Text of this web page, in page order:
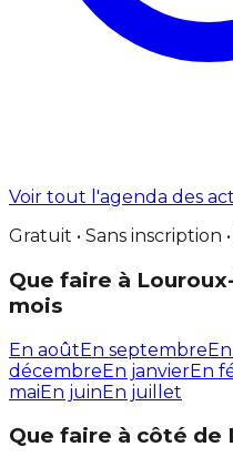
Voir tout l'agenda des
Gratuit • Sans inscription
Que faire à
mois
En aoûtEn septembre
décembreEn janvierEn
maiEn juinEn juillet
Que faire à côté de